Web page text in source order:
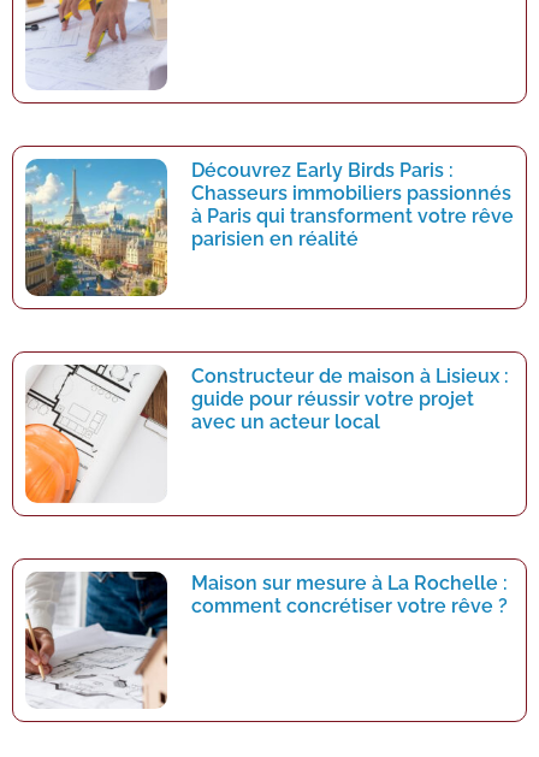
Découvrez Early Birds Paris :
Chasseurs immobiliers passionnés
à Paris qui transforment votre rêve
parisien en réalité
Constructeur de maison à Lisieux :
guide pour réussir votre projet
avec un acteur local
Maison sur mesure à La Rochelle :
comment concrétiser votre rêve ?